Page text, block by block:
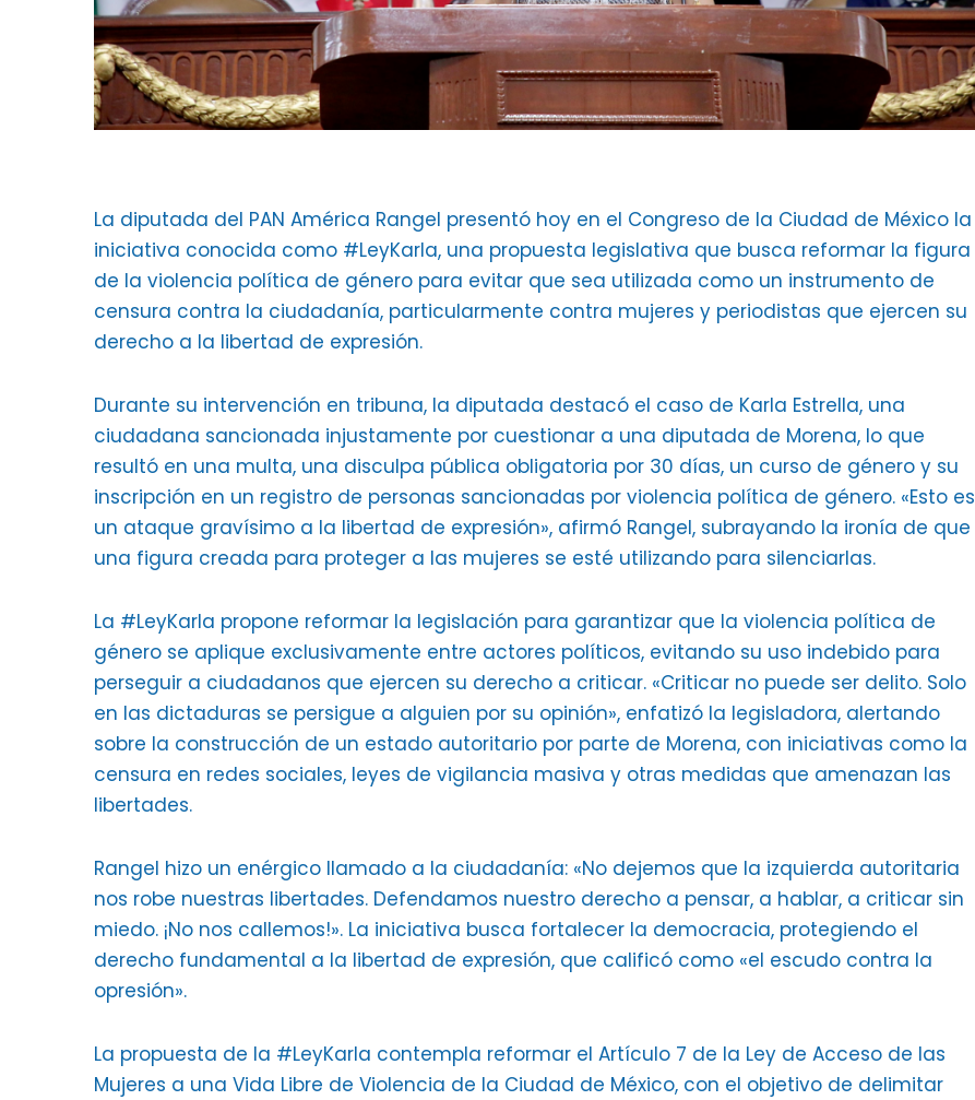
La diputada del PAN América Rangel presentó hoy en el Congreso de la Ciudad de México la
iniciativa conocida como #LeyKarla, una propuesta legislativa que busca reformar la figura
de la violencia política de género para evitar que sea utilizada como un instrumento de
censura contra la ciudadanía, particularmente contra mujeres y periodistas que ejercen su
derecho a la libertad de expresión.
Durante su intervención en tribuna, la diputada destacó el caso de Karla Estrella, una
ciudadana sancionada injustamente por cuestionar a una diputada de Morena, lo que
resultó en una multa, una disculpa pública obligatoria por 30 días, un curso de género y su
inscripción en un registro de personas sancionadas por violencia política de género. «Esto es
un ataque gravísimo a la libertad de expresión», afirmó Rangel, subrayando la ironía de que
una figura creada para proteger a las mujeres se esté utilizando para silenciarlas.
La #LeyKarla propone reformar la legislación para garantizar que la violencia política de
género se aplique exclusivamente entre actores políticos, evitando su uso indebido para
perseguir a ciudadanos que ejercen su derecho a criticar. «Criticar no puede ser delito. Solo
en las dictaduras se persigue a alguien por su opinión», enfatizó la legisladora, alertando
sobre la construcción de un estado autoritario por parte de Morena, con iniciativas como la
censura en redes sociales, leyes de vigilancia masiva y otras medidas que amenazan las
libertades.
Rangel hizo un enérgico llamado a la ciudadanía: «No dejemos que la izquierda autoritaria
nos robe nuestras libertades. Defendamos nuestro derecho a pensar, a hablar, a criticar sin
miedo. ¡No nos callemos!». La iniciativa busca fortalecer la democracia, protegiendo el
derecho fundamental a la libertad de expresión, que calificó como «el escudo contra la
opresión».
La propuesta de la #LeyKarla contempla reformar el Artículo 7 de la Ley de Acceso de las
Mujeres a una Vida Libre de Violencia de la Ciudad de México, con el objetivo de delimitar